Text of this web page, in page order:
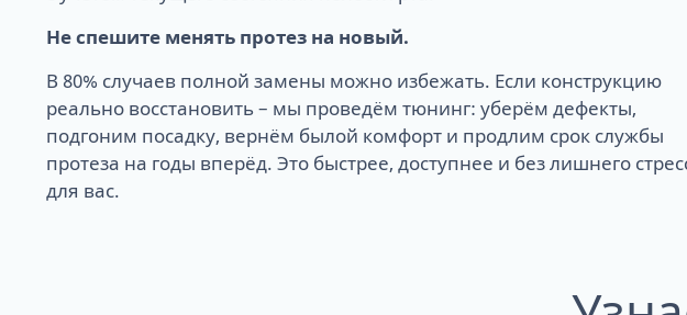
Не спешите менять протез на новый.
В 80% случаев полной замены можно избежать. Если конструкцию
реально восстановить – мы проведём тюнинг: уберём дефекты,
подгоним посадку, вернём былой комфорт и продлим срок службы
протеза на годы вперёд. Это быстрее, доступнее и без лишнего
для вас.